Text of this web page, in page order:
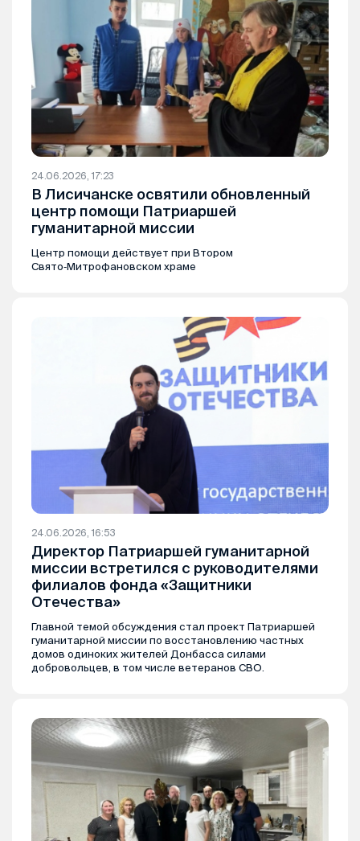
24.06.2026, 17:23
В Лисичанске освятили обновленный
центр помощи Патриаршей
гуманитарной миссии
Центр помощи действует при Втором
Свято‑Митрофановском храме
24.06.2026, 16:53
Директор Патриаршей гуманитарной
миссии встретился с руководителями
филиалов фонда «Защитники
Отечества»
Главной темой обсуждения стал проект Патриаршей
гуманитарной миссии по восстановлению частных
домов одиноких жителей Донбасса силами
добровольцев, в том числе ветеранов СВО.